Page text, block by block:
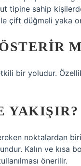
tipine sahip
çift düğmeli yaka
bir yoludur.
YAKIŞIR?
noktalardan biri
Kalın ve kısa
önerilir.